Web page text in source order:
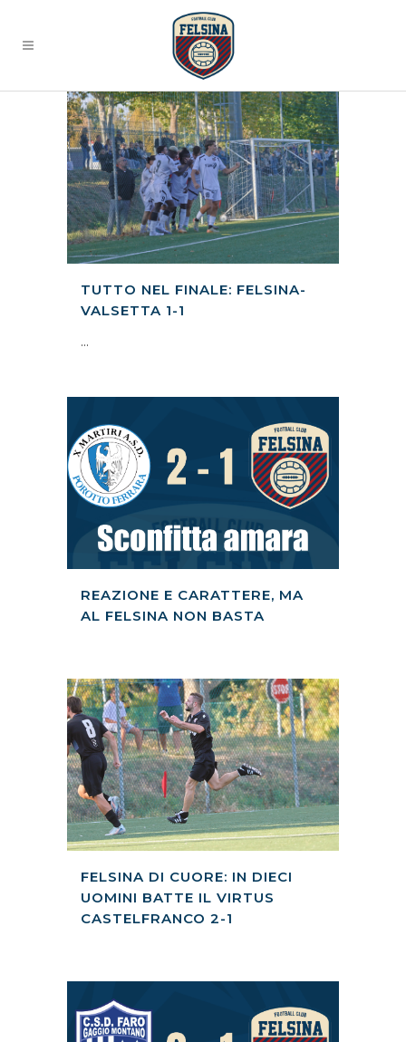
TUTTO NEL FINALE: FELSINA-
VALSETTA 1-1
...
REAZIONE E CARATTERE, MA
AL FELSINA NON BASTA
FELSINA DI CUORE: IN DIECI
UOMINI BATTE IL VIRTUS
CASTELFRANCO 2-1